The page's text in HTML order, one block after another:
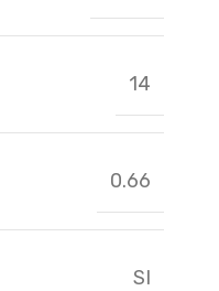
14
0.66
SI